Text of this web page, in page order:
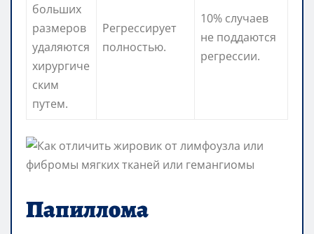
больших
размеров
удаляются
хирургиче
ским
путем.
Регрессирует
полностью.
10% случаев
не поддаются
регрессии.
Папиллома